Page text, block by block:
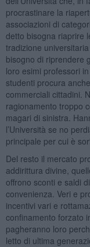
procrastinare la
associazioni di
detto bisogna riaprire
tradizione
bisogno di riprendere
loro esimi professori
studenti procura
commerciali cittadini.
ragionamento troppo
magari di sinistra.
l’Università se no
principale per cui è
Del resto il mercato
addirittura divine,
offrono sconti e saldi
convenienza. Veri e
incentivi vari e
confinamento forzato
pagheranno loro
letto di ultima